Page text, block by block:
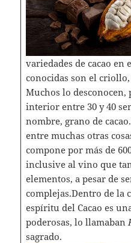
variedades de cacao en
conocidas son el
Muchos lo desconocen,
interior entre 30 y 40
nombre, grano de
entre muchas otras
compone por más de
inclusive al vino que
elementos, a pesar de
complejas.Dentro de la
espíritu del Cacao es
poderosas, lo llamaban
sagrado.